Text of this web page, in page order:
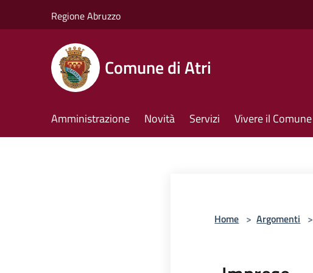
Regione Abruzzo
Comune di Atri
Amministrazione Novità Servizi Vivere il Comune
Home > Argomenti >